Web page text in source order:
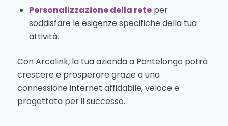
Personalizzazione della reteper
soddisfare le esigenze specifiche della tua
attività.
Con Arcolink, la tua azienda a Pontelongo potrà
crescere e prosperare grazie a una
connessione internet affidabile, veloce e
progettata per il successo.